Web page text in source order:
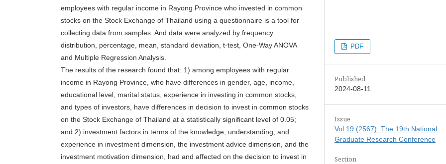
employees with regular income in Rayong Province who invested in common
stocks on the Stock Exchange of Thailand using a questionnaire is a tool for
collecting data from samples. And data were analyzed by frequency
distribution, percentage, mean, standard deviation, t-test, One-Way ANOVA
and Multiple Regression Analysis.
The results of the research found that: 1) among employees with regular
income in Rayong Province, who have differences in gender, age, income,
educational level, marital status, experience in investing in common stocks,
and types of investors, have differences in decision to invest in common stocks
on the Stock Exchange of Thailand at a statistically significant level of 0.05;
and 2) investment factors in terms of the knowledge, understanding, and
experience in investment dimension, the investment advice dimension, and the
investment motivation dimension, had and affected on the decision to invest in
PDF
Published
2024-08-11
Issue
Vol 19 (2567): The 19th National
Graduate Research Conference
Section